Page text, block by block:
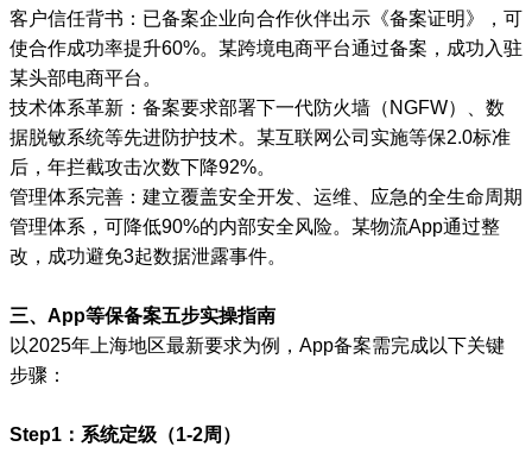
客户信任背书：已备案企业向合作伙伴出示《备案证明》，可
使合作成功率提升60%。某跨境电商平台通过备案，成功入驻
某头部电商平台。
技术体系革新：备案要求部署下一代防火墙（NGFW）、数
据脱敏系统等先进防护技术。某互联网公司实施等保2.0标准
后，年拦截攻击次数下降92%。
管理体系完善：建立覆盖安全开发、运维、应急的全生命周期
管理体系，可降低90%的内部安全风险。某物流App通过整
改，成功避免3起数据泄露事件。
三、App等保备案五步实操指南
以2025年上海地区最新要求为例，App备案需完成以下关键
步骤：
Step1：系统定级（1-2周）